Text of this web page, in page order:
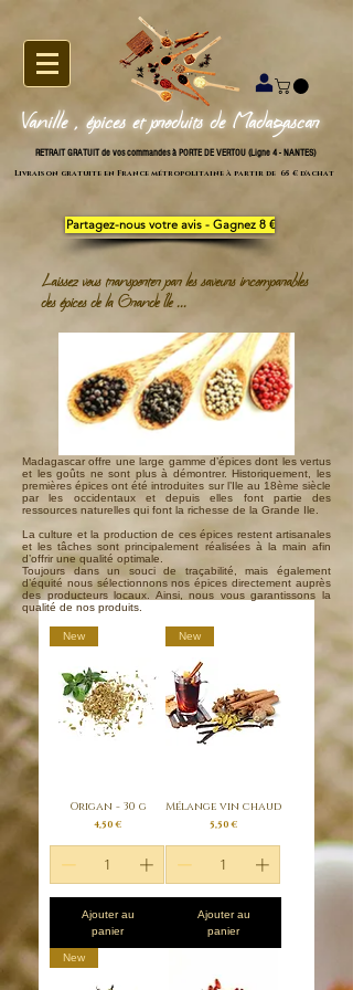
Vanille , épices et produits de Madagascar
RETRAIT GRATUIT de vos commandes à PORTE DE VERTOU (Ligne 4 - NANTES)
Livraison gratuite en France métropolitaine à partir de 65 € d'achat
Partagez-nous votre avis - Gagnez 8 €
New
Origan - 30 g
Prix
4,50 €
Ajouter au
panier
New
Mélange vin chaud
Prix
5,50 €
Ajouter au
panier
New
Madagascar offre une large gamme d’épices dont les vertus
et les goûts ne sont plus à démontrer. Historiquement, les
premières épices ont été introduites sur l’Ile au 18ème siècle
par les occidentaux et depuis elles font partie des
ressources naturelles qui font la richesse de la Grande Ile.
La culture et la production de ces épices restent artisanales
et les tâches sont principalement réalisées à la main afin
d’offrir une qualité optimale.
Toujours dans un souci de traçabilité, mais également
d’équité nous sélectionnons nos épices directement auprès
des producteurs locaux. Ainsi, nous vous garantissons la
qualité de nos produits.
Laissez vous transporter par les saveurs incomparables
des épices de la GrandeÎle...